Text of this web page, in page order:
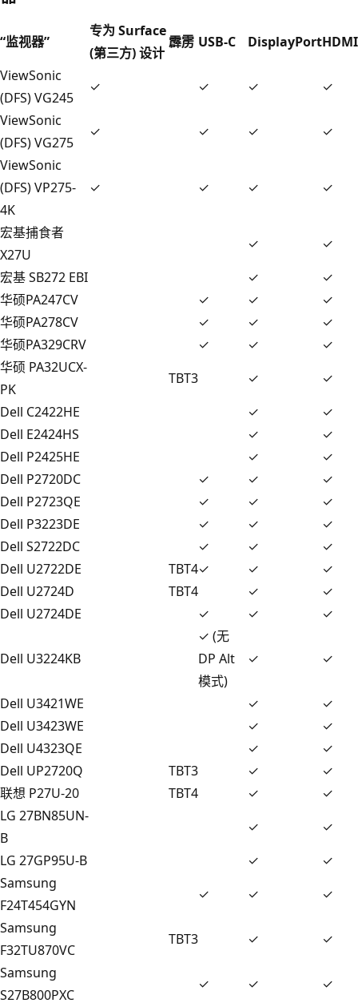
“监视器”
专为 Surface
(第三方) 设计
霹雳 USB-C DisplayPortHDMI
ViewSonic
(DFS) VG245
✓ ✓ ✓
✓
ViewSonic
(DFS) VG275
✓ ✓ ✓
✓
ViewSonic
(DFS) VP275-
4K
✓ ✓ ✓ ✓
宏基捕食者
X27U
✓
✓
宏基 SB272 EBI
✓
✓
华硕PA247CV
✓ ✓
✓
华硕PA278CV
✓ ✓
✓
华硕PA329CRV
✓ ✓
✓
华硕 PA32UCX-
PK
TBT3 ✓
✓
Dell C2422HE
✓
✓
Dell E2424HS
✓
✓
Dell P2425HE
✓
✓
Dell P2720DC
✓ ✓
✓
Dell P2723QE
✓ ✓
✓
Dell P3223DE
✓ ✓
✓
Dell S2722DC
✓ ✓
✓
Dell U2722DE
TBT4✓ ✓
✓
Dell U2724D
TBT4 ✓
✓
Dell U2724DE
✓ ✓ ✓
Dell U3224KB
✓ (无
DP Alt
模式)
✓ ✓
Dell U3421WE ✓
✓
Dell U3423WE
✓
✓
Dell U4323QE
✓
✓
Dell UP2720Q
TBT3 ✓
✓
联想 P27U-20
TBT4 ✓
✓
LG 27BN85UN-
B
✓
✓
LG 27GP95U-B
✓
✓
Samsung
F24T454GYN
✓ ✓
✓
Samsung
F32TU870VC
TBT3 ✓
✓
Samsung
S27B800PXC
✓ ✓
✓